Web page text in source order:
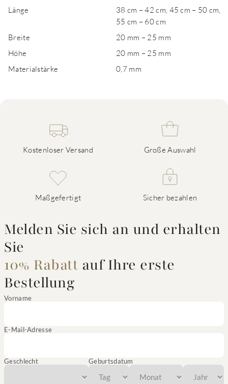
Länge
38 cm – 42 cm, 45 cm – 50 cm,
55 cm – 60 cm
Breite
20 mm – 25 mm
Höhe
20 mm – 25 mm
Materialstärke
0,7 mm
Kostenloser Versand Große Auswahl
Maßgefertigt Sicher bezahlen
Melden Sie sich an und erhalten
Sie
10% Rabatt auf Ihre erste
Bestellung
Vorname
E-Mail-Adresse
Geschlecht Geburtsdatum